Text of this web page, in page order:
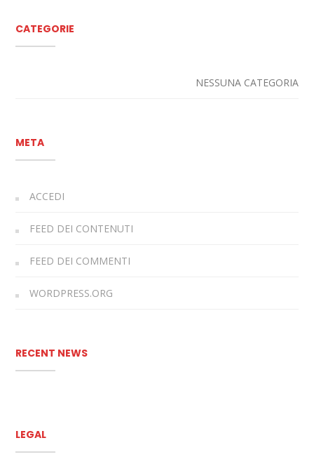
CATEGORIE
NESSUNA CATEGORIA
META
ACCEDI
FEED DEI CONTENUTI
FEED DEI COMMENTI
WORDPRESS.ORG
RECENT NEWS
LEGAL